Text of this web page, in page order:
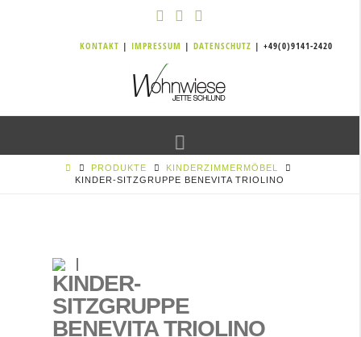
KONTAKT | IMPRESSUM | DATENSCHUTZ | +49(0)9141-2420
PRODUKTE
KINDERZIMMERMÖBEL
KINDER-SITZGRUPPE BENEVITA TRIOLINO
KINDER-
SITZGRUPPE
BENEVITA TRIOLINO